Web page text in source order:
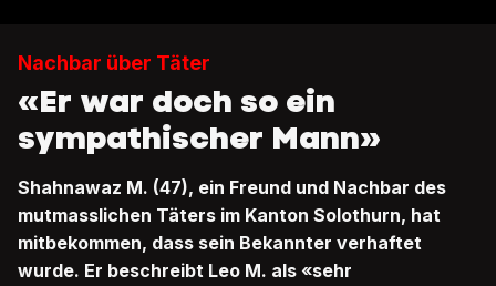
Nachbar über Täter
«Er war doch so ein
sympathischer Mann»
Shahnawaz M. (47), ein Freund und Nachbar des
mutmasslichen Täters im Kanton Solothurn, hat
mitbekommen, dass sein Bekannter verhaftet
wurde. Er beschreibt Leo M. als «sehr